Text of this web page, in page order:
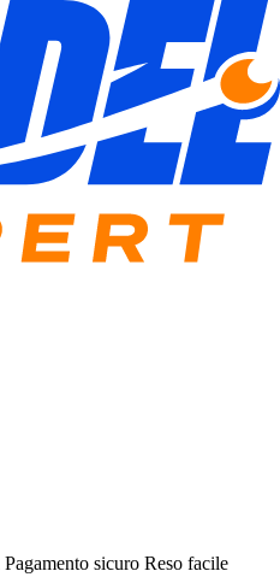
Pagamento sicuro Reso facile